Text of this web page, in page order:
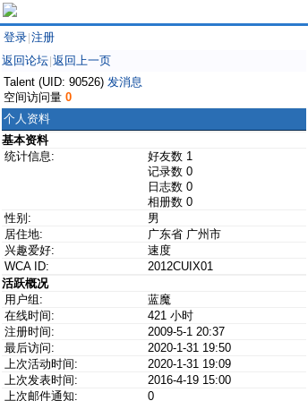
登录 注册
返回论坛 返回上一页
Talent (UID: 90526) 发消息
空间访问量 0
个人资料
基本资料
统计信息:
好友数 1
记录数 0
日志数 0
相册数 0
性别:
男
居住地:
广东省 广州市
兴趣爱好:
速度
WCA ID:
2012CUIX01
活跃概况
用户组:
蓝魔
在线时间:
421 小时
注册时间:
2009-5-1 20:37
最后访问:
2020-1-31 19:50
上次活动时间:
2020-1-31 19:09
上次发表时间:
2016-4-19 15:00
上次邮件通知:
0